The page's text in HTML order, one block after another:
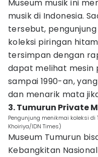
Museum musik ini
musik di Indonesia.
tersebut,
koleksi piringan
tersimpan dengan
dapat melihat mesin
sampai 1990-an,
dan menarik mata
3. Tumurun Private
Pengunjung menikmai koleksi
Khoiriya/IDN Times)
Museum Tumurun
Kebangkitan